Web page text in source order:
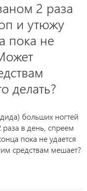
2 раза
и утюжу
пока не
делать?
больших ногтей
в день, спреем
пока не удается
средствам мешает?